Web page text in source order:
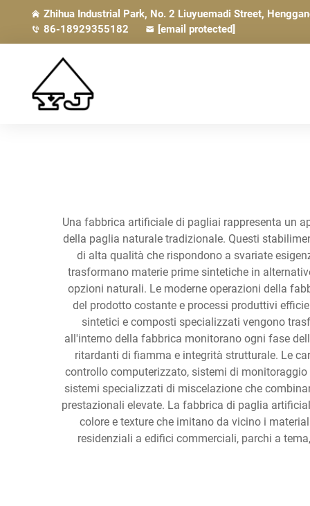
Zhihua Industrial Park, No. 2 Liuyuemadi Street,
86-18929355182
[email protected]
Una fabbrica artificiale di pagliai rappresenta un
della paglia naturale tradizionale. Questi
di alta qualità che rispondono a svariate
trasformano materie prime sintetiche in
opzioni naturali. Le moderne operazioni della
del prodotto costante e processi produttivi
sintetici e composti specializzati vengono
all'interno della fabbrica monitorano ogni fase
ritardanti di fiamma e integrità strutturale. Le
controllo computerizzato, sistemi di
sistemi specializzati di miscelazione che
prestazionali elevate. La fabbrica di paglia
colore e texture che imitano da vicino i
residenziali a edifici commerciali, parchi a